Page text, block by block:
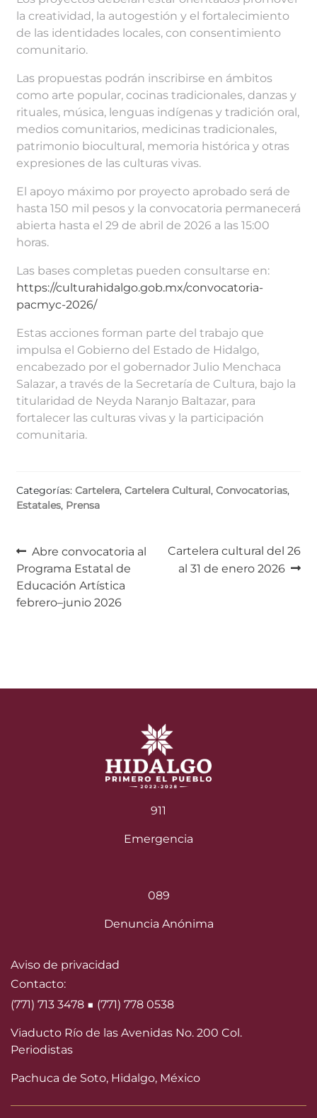
la creatividad, la autogestión y el fortalecimiento
de las identidades locales, con consentimiento
comunitario.
Las propuestas podrán inscribirse en ámbitos
como arte popular, cocinas tradicionales, danzas y
rituales, música, lenguas indígenas y tradición oral,
medios comunitarios, medicinas tradicionales,
patrimonio biocultural, memoria histórica y otras
expresiones de las culturas vivas.
El apoyo máximo por proyecto aprobado será de
hasta 150 mil pesos y la convocatoria permanecerá
abierta hasta el 29 de abril de 2026 a las 15:00
horas.
Las bases completas pueden consultarse en:
https://culturahidalgo.gob.mx/convocatoria-
pacmyc-2026/
Estas acciones forman parte del trabajo que
impulsa el Gobierno del Estado de Hidalgo,
encabezado por el gobernador Julio Menchaca
Salazar, a través de la Secretaría de Cultura, bajo la
titularidad de Neyda Naranjo Baltazar, para
fortalecer las culturas vivas y la participación
comunitaria.
Categorías: Cartelera, Cartelera Cultural, Convocatorias,
Estatales, Prensa
Navegación
de
entradas
Anterior:
Abre convocatoria al
Programa Estatal de
Educación Artística
febrero–junio 2026
Siguiente:
Cartelera cultural del 26
al 31 de enero 2026
911
Emergencia
089
Denuncia Anónima
Aviso de privacidad
Contacto:
(771) 713 3478 ■ (771) 778 0538
Viaducto Río de las Avenidas No. 200 Col.
Periodistas
Pachuca de Soto, Hidalgo, México